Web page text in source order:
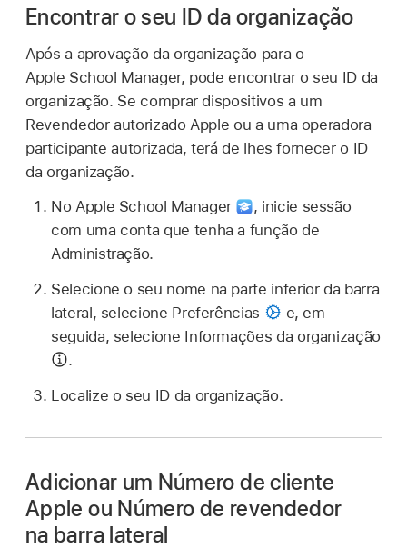
Encontrar o seu ID da organização
Após a aprovação da organização para o
Apple School Manager, pode encontrar o seu ID da
organização. Se comprar dispositivos a um
Revendedor autorizado Apple ou a uma operadora
participante autorizada, terá de lhes fornecer o ID
da organização.
No Apple School Manager
, inicie sessão
com uma conta que tenha a função de
Administração.
Selecione o seu nome na parte inferior da barra
lateral, selecione Preferências
e, em
seguida, selecione Informações da organização
.
Localize o seu ID da organização.
Adicionar um Número de cliente
Apple ou Número de revendedor
na barra lateral